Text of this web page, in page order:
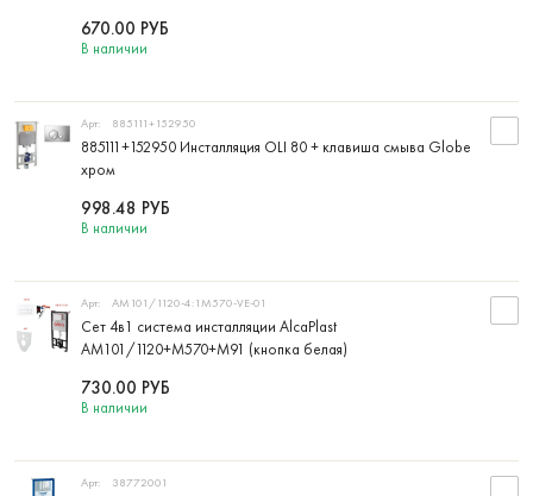
В наличии
670.00 РУБ
885111+152950 Инсталляция OLI 80 + клавиша смыва Globe
хром
Арт: 885111+152950
В наличии
998.48 РУБ
Сет 4в1 система инсталляции AlcaPlast
AM101/1120+M570+M91 (кнопка белая)
Арт: AM101/1120-4:1M570-VE-01
В наличии
730.00 РУБ
Арт: 38772001